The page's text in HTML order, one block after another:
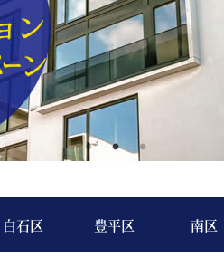
白石区 豊平区 南区